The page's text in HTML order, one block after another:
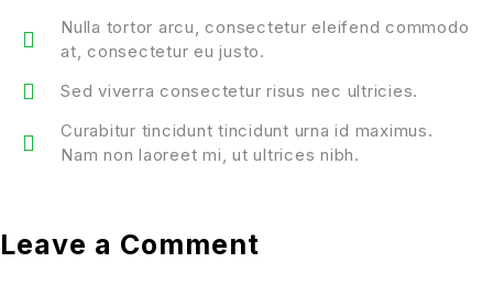
Nulla tortor arcu, consectetur eleifend commodo
at, consectetur eu justo.
Sed viverra consectetur risus nec ultricies.
Curabitur tincidunt tincidunt urna id maximus.
Nam non laoreet mi, ut ultrices nibh.
Leave a Comment